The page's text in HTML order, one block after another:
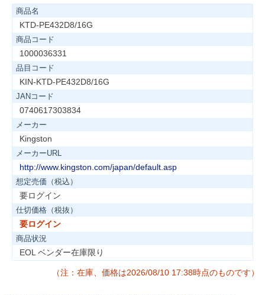
商品名
KTD-PE432D8/16G
商品コード
1000036331
品目コード
KIN-KTD-PE432D8/16G
JANコード
0740617303834
メーカー
Kingston
メーカーURL
http://www.kingston.com/japan/default.asp
想定売価（税込）
要ログイン
仕切価格（税抜）
要ログイン
商品状況
EOL ベンダー在庫限り
（注：在庫、価格は2026/08/10 17:38時点のものです）